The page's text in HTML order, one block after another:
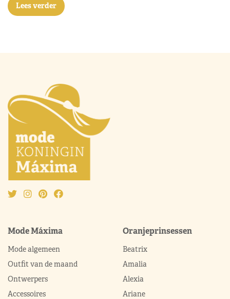
Lees verder
Mode Máxima
Mode algemeen
Outfit van de maand
Ontwerpers
Accessoires
Oranjeprinsessen
Beatrix
Amalia
Alexia
Ariane